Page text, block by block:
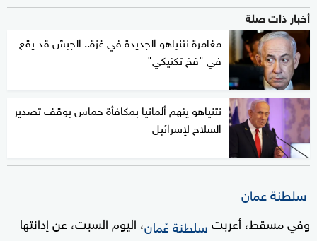
أخبار ذات صلة
مغامرة نتنياهو الجديدة في غزة.. الجيش قد يقع
في "فخ تكتيكي"
نتنياهو يتهم ألمانيا بمكافأة حماس بوقف تصدير
السلاح لإسرائيل
سلطنة عمان
وفي مسقط، أعربتسلطنة عُمان، اليوم السبت، عن إدانتها